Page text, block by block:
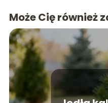
Może Cię również